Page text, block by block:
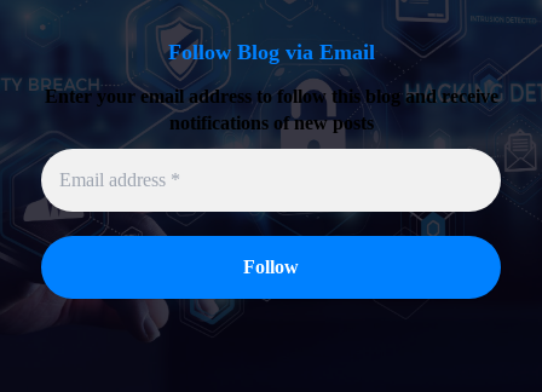
Follow Blog via Email
Enter your email address to follow this blog and receive
notifications of new posts